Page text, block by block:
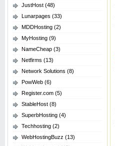
JustHost (48)
Lunarpages (33)
MDDHosting (2)
MyHosting (9)
NameCheap (3)
Netfirms (13)
Network Solutions (8)
PowWeb (6)
Register.com (5)
StableHost (8)
SuperbHosting (4)
Techhosting (2)
WebHostingBuzz (13)